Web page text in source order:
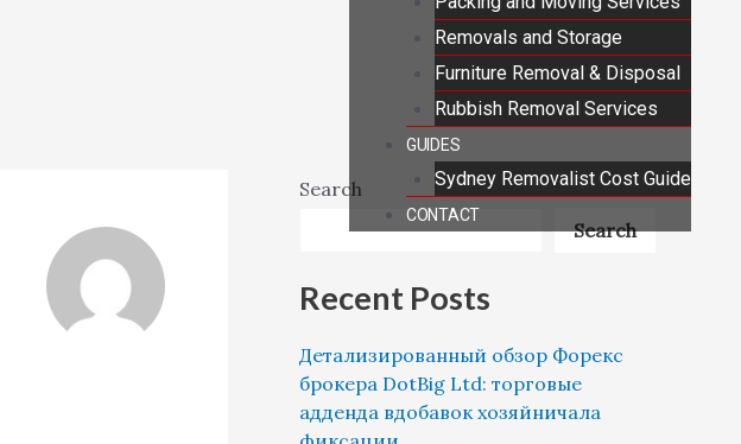
Removals and Storage
Furniture Removal & Disposal
Rubbish Removal Services
GUIDES
Sydney Removalist Cost Guide
CONTACT
Search
Search
Recent Posts
Детализированный обзор Форекс
брокера DotBig Ltd: торговые
адденда вдобавок хозяйничала